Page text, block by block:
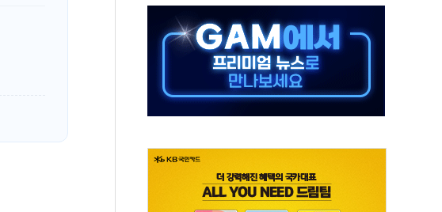
리 인상 가능성 낮아지며 상승… STOXX 600 지수는 나흘 연속 최고치
동결 전망 우세